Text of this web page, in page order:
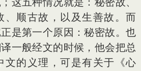
、顺古故，以及生善故。而
正是第一个原因：秘密故。也
一般经文的时候，他会把总
文的义理，可是有关于《心